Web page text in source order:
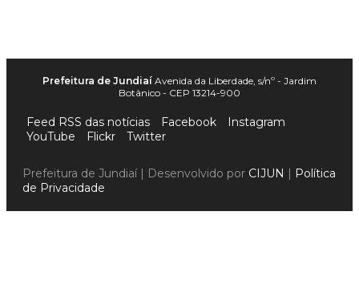
Prefeitura de Jundiaí Avenida da Liberdade, s/nº - Jardim
Botânico - CEP 13214-900
Feed RSS das notícias Facebook
Instagram
YouTube
Flickr Twitter
Prefeitura de Jundiaí | Desenvolvido por CIJUN | Política
de Privacidade